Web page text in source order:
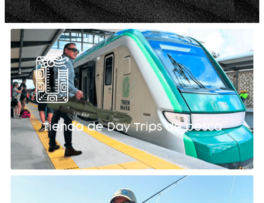
Tienda de Day Trips de pesca